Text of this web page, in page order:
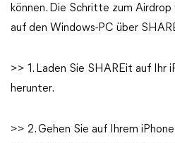
können. Die Schritte zum
auf den Windows-PC über
>> 1. Laden Sie SHAREit auf Ihr
herunter.
>> 2. Gehen Sie auf Ihrem